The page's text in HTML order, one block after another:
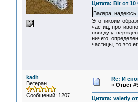
Цитата: Bit от 10
Валера, надеюсь
Это никоим
частиц,
поводу
ничего
частицы, то это
kadh
Ветеран
Сообщений: 1207
Re: И
« Ответ
Цитата: valeriy